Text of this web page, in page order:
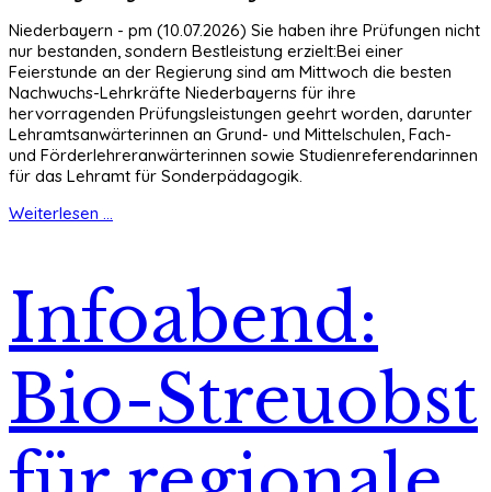
Niederbayern - pm (10.07.2026) Sie haben ihre Prüfungen nicht
nur bestanden, sondern Bestleistung erzielt:Bei einer
Feierstunde an der Regierung sind am Mittwoch die besten
Nachwuchs-Lehrkräfte Niederbayerns für ihre
hervorragenden Prüfungsleistungen geehrt worden, darunter
Lehramtsanwärterinnen an Grund- und Mittelschulen, Fach-
und Förderlehreranwärterinnen sowie Studienreferendarinnen
für das Lehramt für Sonderpädagogik.
Weiterlesen ...
Infoabend:
Bio-Streuobst